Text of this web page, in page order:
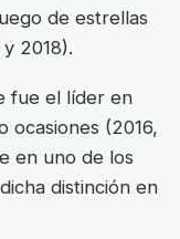
de estrellas
2018).
fue el líder en
ocasiones (2016,
en uno de los
distinción en